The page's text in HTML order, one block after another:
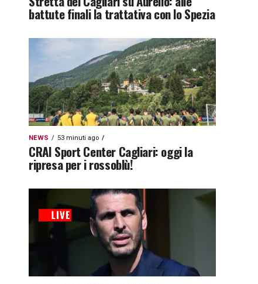
battute finali la trattativa con lo Spezia
NEWS 53 minuti ago
CRAI Sport Center Cagliari: oggi la
ripresa per i rossoblù!